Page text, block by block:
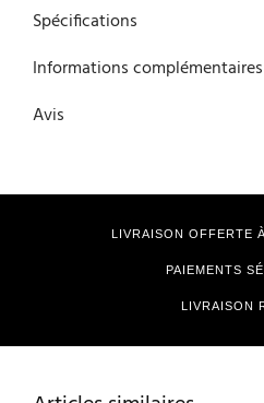
Spécifications
Informations complémentaires
Avis
LIVRAISON OFFERTE
PAIEMENTS
LIVRAISON